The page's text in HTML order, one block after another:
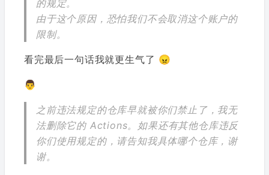
的规定。
由于这个原因，恐怕我们不会取消这个账户的
限制。
看完最后一句话我就更生气了 😠
👨
之前违法规定的仓库早就被你们禁止了，我无
法删除它的 Actions。如果还有其他仓库违反
你们使用规定的，请告知我具体哪个仓库，谢
谢。